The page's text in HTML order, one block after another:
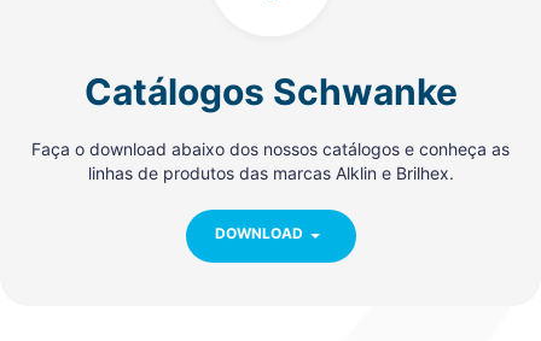
Catálogos Schwanke
Faça o download abaixo dos nossos catálogos e conheça as
linhas de produtos das marcas Alklin e Brilhex.
DOWNLOAD